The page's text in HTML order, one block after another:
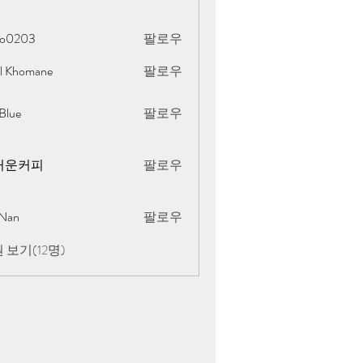
팔로우
Khomane 팔로우
팔로우
운커피 팔로우
팔로우
보기(12명)